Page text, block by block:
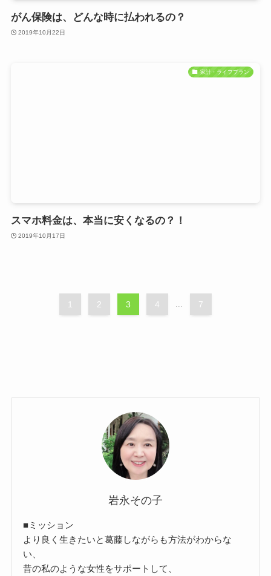
がん保険は、どんな時に払われるの？
2019年10月22日
家計・ライフプラン
スマホ料金は、本当に安くなるの？！
2019年10月17日
1 2 3 4 7
岩永その子
■ミッション
より良く生きたいと葛藤しながらも方法がわからな
い、
昔の私のような女性をサポートして、